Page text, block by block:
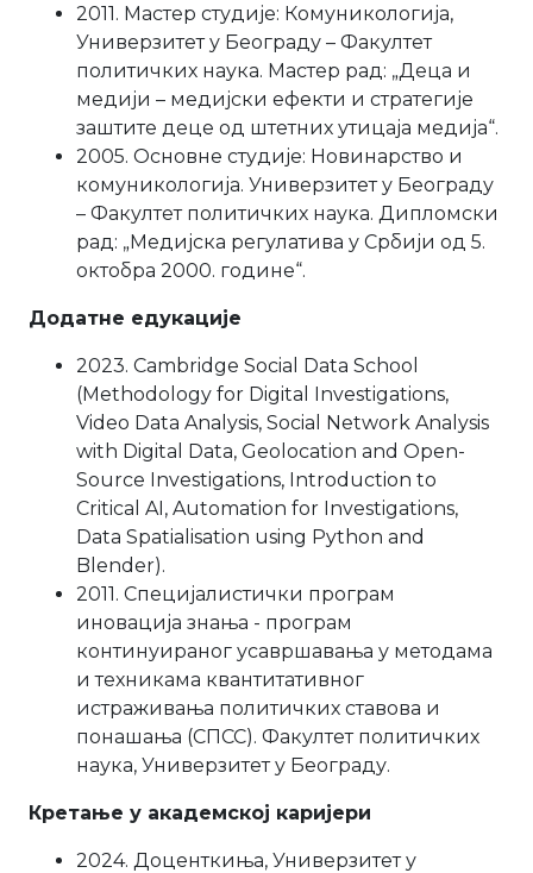
2011. Мастер студије: Комуникологија,
Универзитет у Београду – Факултет
политичких наука. Мастер рад: „Деца и
медији – медијски ефекти и стратегије
заштите деце од штетних утицаја медија“.
2005. Основне студије: Новинарство и
комуникологија. Универзитет у Београду
– Факултет политичких наука. Дипломски
рад: „Медијска регулатива у Србији од 5.
октобра 2000. године“.
Додатне едукације
2023. Cambridge Social Data School
(Methodology for Digital Investigations,
Video Data Analysis, Social Network Analysis
with Digital Data, Geolocation and Open-
Source Investigations, Introduction to
Critical AI, Automation for Investigations,
Data Spatialisation using Python and
Blender).
2011. Специјалистички програм
иновација знања - програм
континуираног усавршавања у методама
и техникама квантитативног
истраживања политичких ставова и
понашања (СПСС). Факултет политичких
наука, Универзитет у Београду.
Кретање у академској каријери
2024. Доценткиња, Универзитет у